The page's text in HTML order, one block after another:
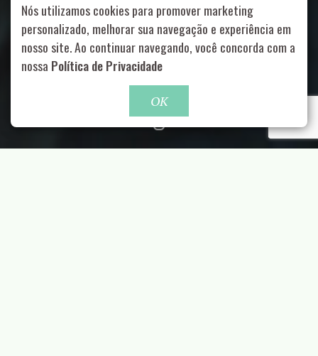
Rua Aurélia, 1714 – Vila Romana, São Paulo – SP | 55 11
99178-5848 | contato@nucleofood.com
Role para continar
Nós utilizamos cookies para promover marketing
personalizado, melhorar sua navegação e experiência em
nosso site. Ao continuar navegando, você concorda com a
nossa Política de Privacidade
OK